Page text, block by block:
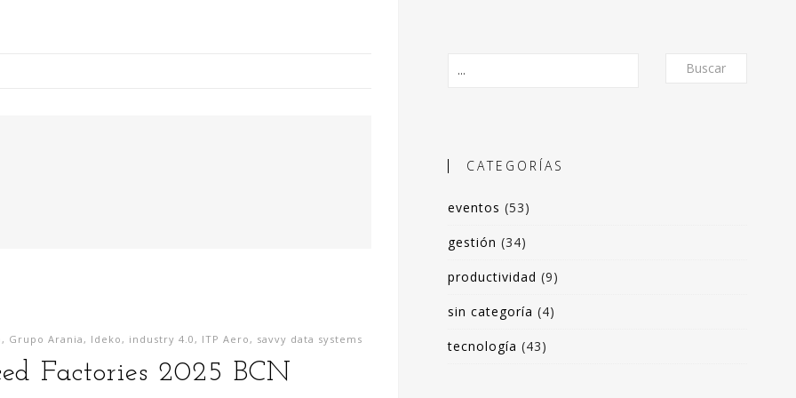
Busco ofrecer un formato de micro-posts que
narren mis experiencias en torno a la
análisis de datos. Desde herramientas de apoyo
, Grupo Arania , Ideko , industry 4.0 , ITP Aero , savvy data systems
Factories 2025 BCN
Buscar
CATEGORÍAS
eventos (53)
gestión (34)
productividad (9)
sin categoría (4)
tecnología (43)